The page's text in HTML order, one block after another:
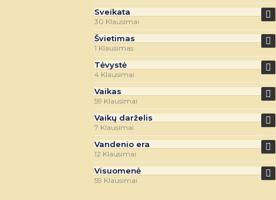
Sveikata
30 Klausimai
Švietimas
1 Klausimas
Tėvystė
4 Klausimai
Vaikas
59 Klausimai
Vaikų darželis
7 Klausimai
Vandenio era
12 Klausimai
Visuomenė
59 Klausimai